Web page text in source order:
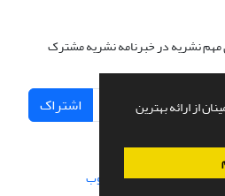
از ارائه بهترین
مهم نشریه در خبرنامه نشریه مشترک
اشتراک
و پیاده سازی از سیناوب